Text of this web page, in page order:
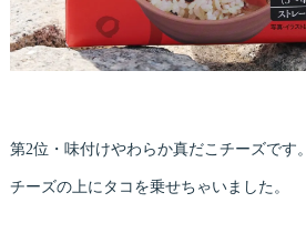
第2位・味付けやわらか真だこチーズです。
チーズの上にタコを乗せちゃいました。